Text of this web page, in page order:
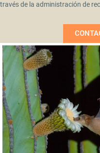
través de la administración de